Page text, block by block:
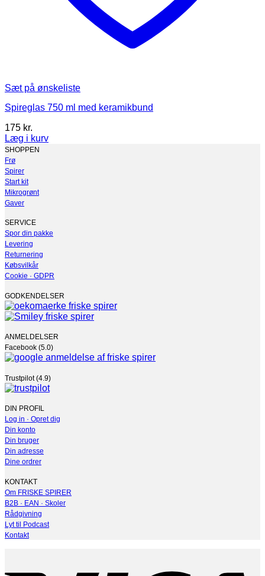
Sæt på ønskeliste
Spireglas 750 ml med keramikbund
175 kr.
Læg i kurv
SHOPPEN
Frø
Spirer
Start kit
Mikrogrønt
Gaver
SERVICE
Spor din pakke
Levering
Returnering
Købsvilkår
Cookie · GDPR
GODKENDELSER
ANMELDELSER
Facebook (5.0)
Trustpilot (4.9)
DIN PROFIL
Log in · Opret dig
Din konto
Din bruger
Din adresse
Dine ordrer
KONTAKT
Om FRISKE SPIRER
B2B · EAN · Skoler
Rådgivning
Lyt til Podcast
Kontakt